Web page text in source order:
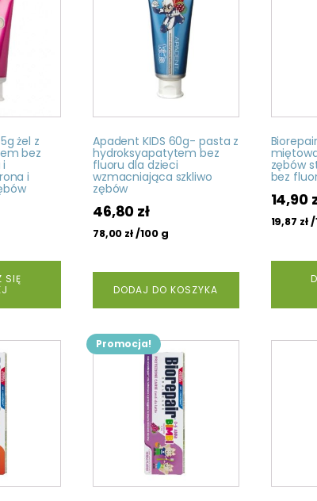
żel z
bez
i
i
SIĘ
Apadent KIDS 60g- pasta z
hydroksyapatytem bez
fluoru dla dzieci
wzmacniająca szkliwo
zębów
46,80 zł
78,00 zł/100 g
DODAJ DO KOSZYKA
zębów
bez
14,90
19,87 zł/
Promocja!